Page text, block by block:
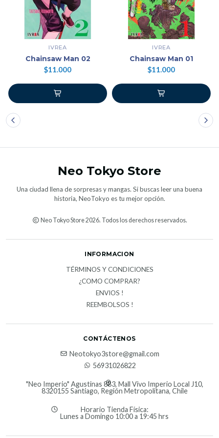
IVREA
Chainsaw Man 02
$11.000
IVREA
Chainsaw Man 01
$11.000
Neo Tokyo Store
Una ciudad llena de sorpresas y mangas. Si buscas leer una buena
historia, NeoTokyo es tu mejor opción.
Neo Tokyo Store 2026. Todos los derechos reservados.
INFORMACION
TÉRMINOS Y CONDICIONES
¿COMO COMPRAR?
ENVIOS !
REEMBOLSOS !
CONTÁCTENOS
Neotokyo3store@gmail.com
56931026822
"Neo Imperio" Agustinas 883, Mall Vivo Imperio Local J10,
8320155 Santiago, Región Metropolitana, Chile
Horario Tienda Física:
Lunes a Domingo 10:00 a 19:45 hrs